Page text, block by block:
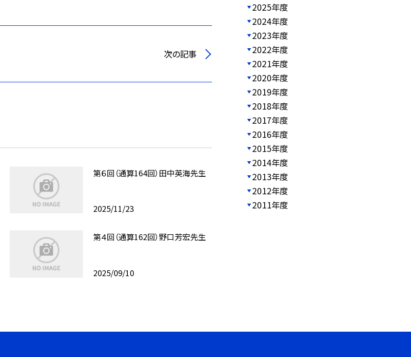
次の記事
第６回（通算164回）田中英海先生
2025/11/23
第４回（通算162回）野口芳宏先生
2025/09/10
2025年度
2024年度
2023年度
2022年度
2021年度
2020年度
2019年度
2018年度
2017年度
2016年度
2015年度
2014年度
2013年度
2012年度
2011年度